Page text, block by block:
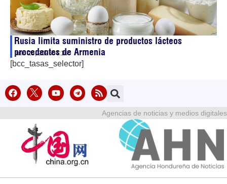
Rusia limita suministro de productos lácteos
procedentes de Armenia
julio 24, 202604:16
[bcc_tasas_selector]
Agencias de noticias y medios digitales